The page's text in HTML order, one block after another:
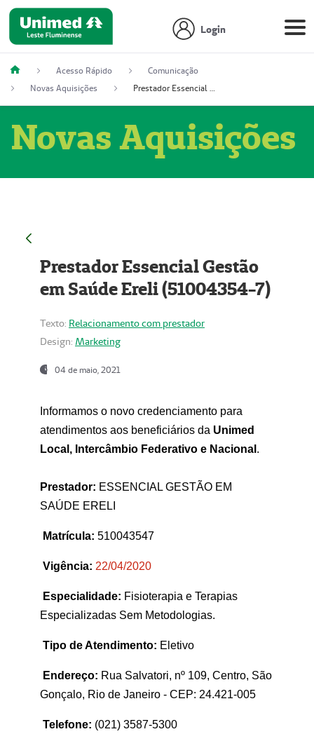
Login
Acesso Rápido
Comunicação
Novas Aquisições
Prestador Essencial Gestão em Saúde Ereli (51004354-7)
Novas Aquisições
Prestador Essencial Gestão
em Saúde Ereli (51004354-7)
Texto: Relacionamento com prestador
Design: Marketing
04 de maio, 2021
Informamos o novo credenciamento para
atendimentos aos beneficiários da Unimed
Local, Intercâmbio Federativo e Nacional .
Prestador: ESSENCIAL GESTÃO EM
SAÚDE ERELI
Matrícula: 510043547
Vigência: 22/04/2020
Especialidade: Fisioterapia e Terapias
Especializadas Sem Metodologias.
Tipo de Atendimento: Eletivo
Endereço: Rua Salvatori, nº 109, Centro, São
Gonçalo, Rio de Janeiro - CEP: 24.421-005
Telefone: (021) 3587-5300